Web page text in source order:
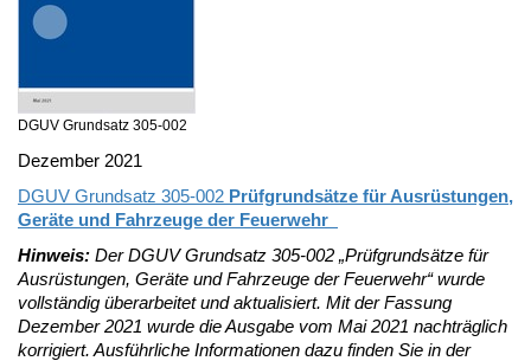
DGUV Grundsatz 305-002
Dezember 2021
DGUV Grundsatz 305-002 Prüfgrundsätze für Ausrüstungen,
Geräte und Fahrzeuge der Feuerwehr
Hinweis: Der DGUV Grundsatz 305-002 „Prüfgrundsätze für
Ausrüstungen, Geräte und Fahrzeuge der Feuerwehr“ wurde
vollständig überarbeitet und aktualisiert. Mit der Fassung
Dezember 2021 wurde die Ausgabe vom Mai 2021 nachträglich
korrigiert. Ausführliche Informationen dazu finden Sie in der